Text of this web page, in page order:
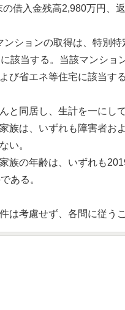
の借入金残高2,980万円、
ンションの取得は、特別特
に該当する。当該マンショ
び省エネ等住宅に該当する
と同居し、生計を一にして
族は、いずれも障害者お
い。
族の年齢は、いずれも
ある。
は考慮せず、各問に従うこ